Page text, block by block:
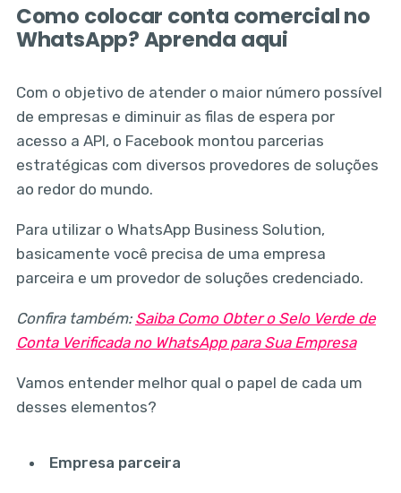
Como colocar conta comercial no
WhatsApp? Aprenda aqui
Com o objetivo de atender o maior número possível
de empresas e diminuir as filas de espera por
acesso a API, o Facebook montou parcerias
estratégicas com diversos provedores de soluções
ao redor do mundo.
Para utilizar o WhatsApp Business Solution,
basicamente você precisa de uma empresa
parceira e um provedor de soluções credenciado.
Confira também: Saiba Como Obter o Selo Verde de
Conta Verificada no WhatsApp para Sua Empresa
Vamos entender melhor qual o papel de cada um
desses elementos?
Empresa parceira